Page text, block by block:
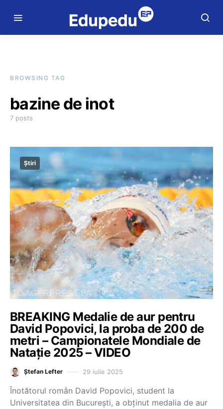
BROWSING TAG
bazine de inot
7 posts
Știri
BREAKING Medalie de aur pentru
David Popovici, la proba de 200 de
metri – Campionatele Mondiale de
Natație 2025 – VIDEO
Ștefan Lefter 29 iulie 2025
Înotătorul român David Popovici, student la
Universitatea din București, a obținut medalia de aur